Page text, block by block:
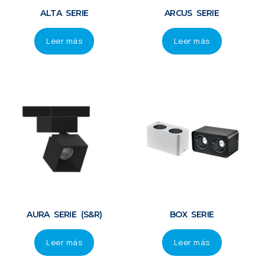
ALTA SERIE
Leer más
ARCUS SERIE
Leer más
AURA SERIE (S&R)
Leer más
BOX SERIE
Leer más